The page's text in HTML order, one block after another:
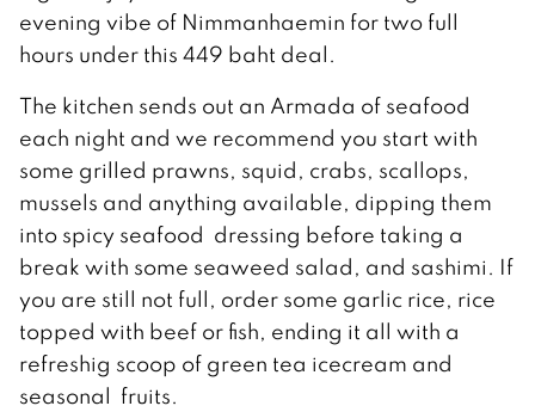
evening vibe of Nimmanhaemin for two full
hours under this 449 baht deal.
The kitchen sends out an Armada of seafood
each night and we recommend you start with
some grilled prawns, squid, crabs, scallops,
mussels and anything available, dipping them
into spicy seafood dressing before taking a
break with some seaweed salad, and sashimi. If
you are still not full, order some garlic rice, rice
topped with beef or fish, ending it all with a
refreshig scoop of green tea icecream and
seasonal fruits.